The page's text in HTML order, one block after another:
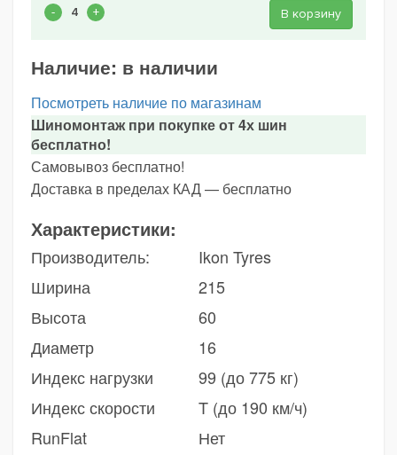
В корзину
Наличие: в наличии
Посмотреть наличие по магазинам
Шиномонтаж при покупке от 4х шин
бесплатно!
Самовывоз бесплатно!
Доставка в пределах КАД — бесплатно
Характеристики:
Производитель:
Ikon Tyres
Ширина
215
Высота
60
Диаметр
16
Индекс нагрузки
99 (до 775 кг)
Индекс скорости
T (до 190 км/ч)
RunFlat
Нет